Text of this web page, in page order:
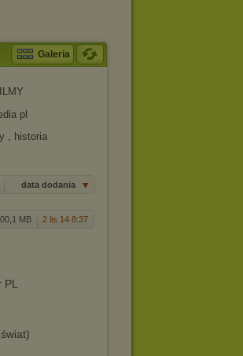
Galeria
pl
, historia
data dodania
MB 2 lis 14 8:37